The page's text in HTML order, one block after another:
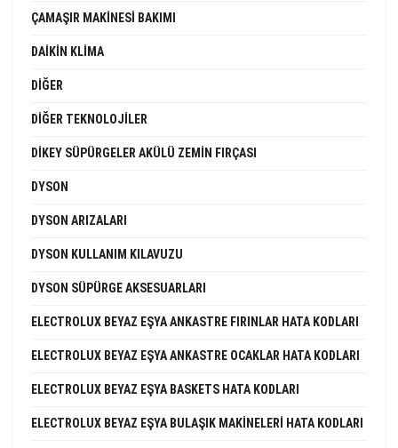
ÇAMAŞIR MAKINESI BAKIMI
DAIKIN KLIMA
DIĞER
DIĞER TEKNOLOJILER
DIKEY SÜPÜRGELER AKÜLÜ ZEMIN FIRÇASI
DYSON
DYSON ARIZALARI
DYSON KULLANIM KILAVUZU
DYSON SÜPÜRGE AKSESUARLARI
ELECTROLUX BEYAZ EŞYA ANKASTRE FIRINLAR HATA KODLARI
ELECTROLUX BEYAZ EŞYA ANKASTRE OCAKLAR HATA KODLARI
ELECTROLUX BEYAZ EŞYA BASKETS HATA KODLARI
ELECTROLUX BEYAZ EŞYA BULAŞIK MAKINELERI HATA KODLARI